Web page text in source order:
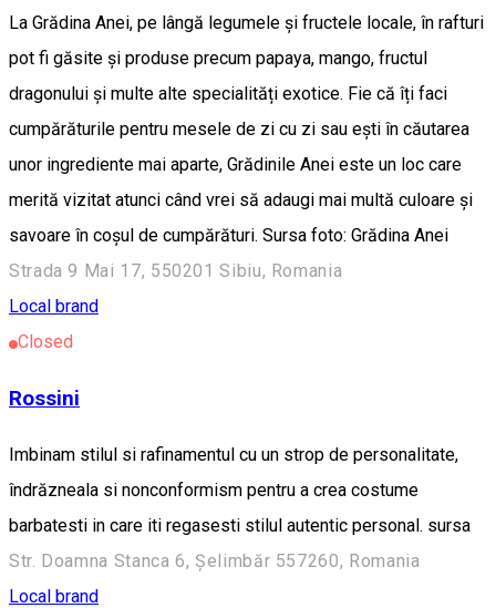
La Grădina Anei, pe lângă legumele și fructele locale, în rafturi
pot fi găsite și produse precum papaya, mango, fructul
dragonului și multe alte specialități exotice. Fie că îți faci
cumpărăturile pentru mesele de zi cu zi sau ești în căutarea
unor ingrediente mai aparte, Grădinile Anei este un loc care
merită vizitat atunci când vrei să adaugi mai multă culoare și
savoare în coșul de cumpărături. Sursa foto: Grădina Anei
Strada 9 Mai 17, 550201 Sibiu, Romania
Local brand
Closed
Rossini
Imbinam stilul si rafinamentul cu un strop de personalitate,
îndrăzneala si nonconformism pentru a crea costume
barbatesti in care iti regasesti stilul autentic personal. sursa
Str. Doamna Stanca 6, Șelimbăr 557260, Romania
Local brand